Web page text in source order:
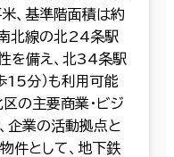
、基準階面積は約
北線の北24条駅
を備え、北34条駅
15分）も利用可能
の主要商業・ビジ
企業の活動拠点と
件として、地下鉄